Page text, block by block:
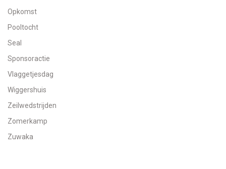
Opkomst
Pooltocht
Seal
Sponsoractie
Vlaggetjesdag
Wiggershuis
Zeilwedstrijden
Zomerkamp
Zuwaka